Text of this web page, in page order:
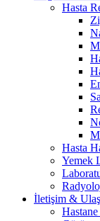
Hasta
Hasta
Yemek
İletişim &